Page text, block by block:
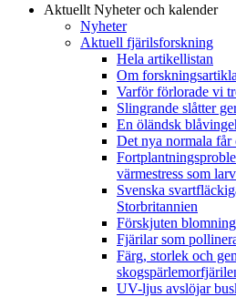
Aktuellt Nyheter och kalender
Nyheter
Aktuell fjärilsforskning
Hela artikellistan
Om
Varför förlorade vi
Slingrande slåtter
En öländsk
Det nya normala får
värmestress som
Svenska
Storbritannien
Förskjuten
Fjärilar som
Färg, storlek och
UV-ljus avslöjar